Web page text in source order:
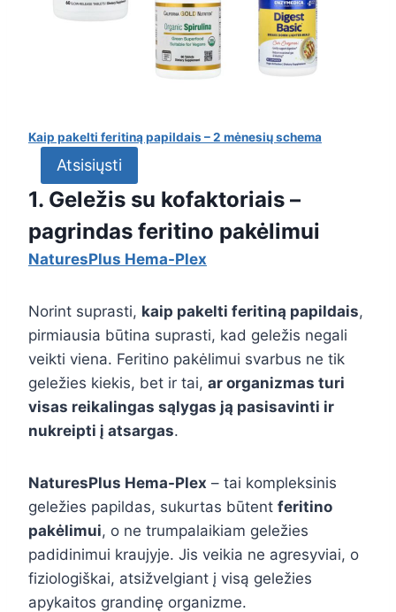
Kaip pakelti feritiną papildais – 2 mėnesių schema
Atsisiųsti
1. Geležis su kofaktoriais –
pagrindas feritino pakėlimui
NaturesPlus Hema-Plex
Norint suprasti, kaip pakelti feritiną papildais,
pirmiausia būtina suprasti, kad geležis negali
veikti viena. Feritino pakėlimui svarbus ne tik
geležies kiekis, bet ir tai, ar organizmas turi
visas reikalingas sąlygas ją pasisavinti ir
nukreipti į atsargas.
NaturesPlus Hema-Plex – tai kompleksinis
geležies papildas, sukurtas būtent feritino
pakėlimui, o ne trumpalaikiam geležies
padidinimui kraujyje. Jis veikia ne agresyviai, o
fiziologiškai, atsižvelgiant į visą geležies
apykaitos grandinę organizme.